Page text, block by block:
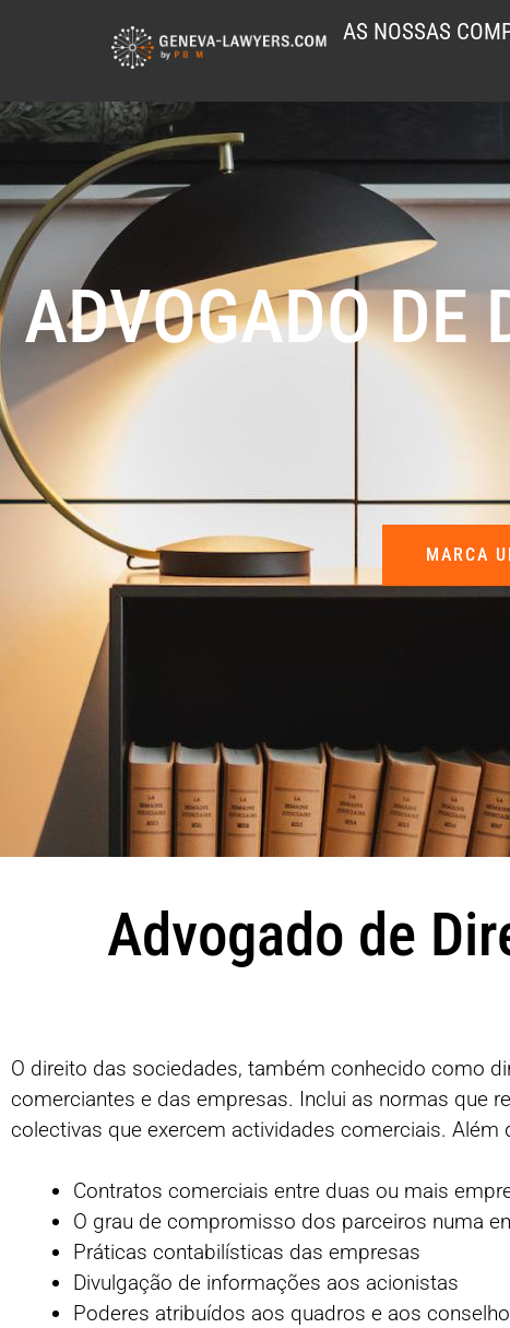
AS NOSSAS
ADVOGADO DE
MARCA
Advogado de
O direito das sociedades, também conhecido como
comerciantes e das empresas. Inclui as normas que
colectivas que exercem actividades comerciais.
Contratos comerciais entre duas ou mais
O grau de compromisso dos parceiros numa
Práticas contabilísticas das empresas
Divulgação de informações aos acionistas
Poderes atribuídos aos quadros e aos